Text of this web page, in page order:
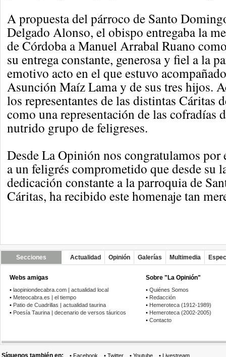
A propuesta del párroco de Santo
Delgado Alonso, el obispo entregaba la
de Córdoba a Manuel Arrabal Ruano
su entrega constante, generosa y fiel a la
emotivo acto en el que estuvo
Asunción Maíz Lama y de sus tres hijos.
los representantes de las distintas Cáritas
como una representación de las cofradías
nutrido grupo de feligreses.
Desde La Opinión nos congratulamos por
a un feligrés comprometido que desde su
dedicación constante a la parroquia de
Cáritas, ha recibido este homenaje tan
Secciones Actualidad Opinión Galerías Multimedia
Webs amigas
• laopiniondecabra.com | actualidad local
• Meteocabra.es | el tiempo
• Patio de Cuadrillas | actualidad taurina
• Poesía Taurina | decenario de versos táuricos
Sobre "La Opinión"
• Quiénes Somos
• Redacción
• Hemeroteca (1912-1989)
• Hemeroteca (2002-2005)
• Contacto
Síguenos también en: • Facebook • Twitter • Youtube • Livestream